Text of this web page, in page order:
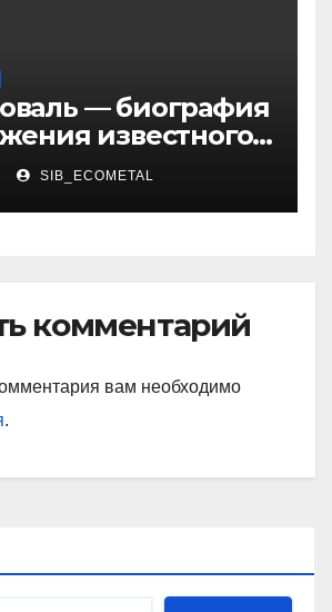
— биография
известного
дизайнера
SIB_ECOMETAL
комментарий
вам необходимо
.